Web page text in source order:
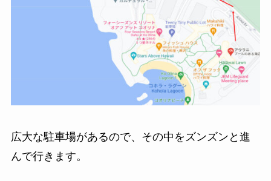
広大な駐車場があるので、その中をズンズンと進
んで行きます。